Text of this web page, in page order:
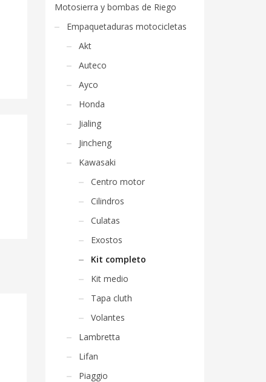
Motosierra y bombas de Riego
Empaquetaduras motocicletas
Akt
Auteco
Ayco
Honda
Jialing
Jincheng
Kawasaki
Centro motor
Cilindros
Culatas
Exostos
Kit completo
Kit medio
Tapa cluth
Volantes
Lambretta
Lifan
Piaggio